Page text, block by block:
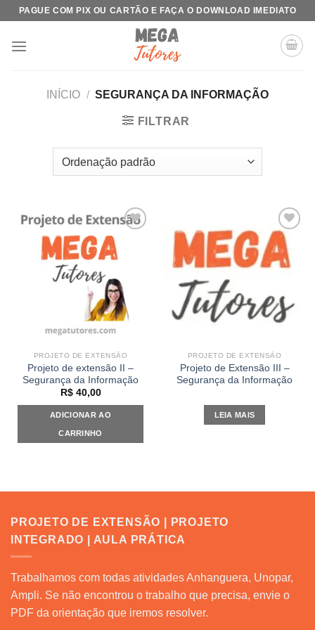
Skip
content
PAGUE COM PIX OU CARTÃO E FAÇA O DOWNLOAD IMEDIATO
INÍCIO / SEGURANÇA DA INFORMAÇÃO
FILTRAR
PROJETO DE EXTENSÃO
Projeto de extensão II –
Segurança da Informação
R$40,00
ADICIONAR AO
CARRINHO
Add to
PROJETO DE EXTENSÃO
Projeto de Extensão III –
Segurança da Informação
LEIA MAIS
PROJETO DE EXTENSÃO | PROJETO
INTEGRADO | AULA PRÁTICA
Trabalhamos com todas atividades Anhanguera, Unopar,
Ampli. Se não encontrou o trabalho que precisa, envie o
PDF da orientação que iremos resolver.